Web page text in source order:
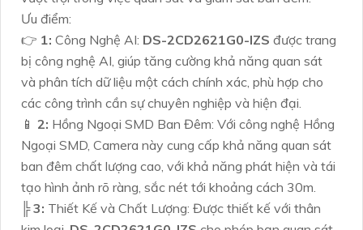
Ưu điểm:
👉 1: Công Nghệ AI: DS-2CD2621G0-IZS được trang
bị công nghệ AI, giúp tăng cường khả năng quan sát
và phân tích dữ liệu một cách chính xác, phù hợp cho
các công trình cần sự chuyên nghiệp và hiện đại.
📱 2: Hồng Ngoại SMD Ban Đêm: Với công nghệ Hồng
Ngoại SMD, Camera này cung cấp khả năng quan sát
ban đêm chất lượng cao, với khả năng phát hiện và tái
tạo hình ảnh rõ ràng, sắc nét tới khoảng cách 30m.
╠3: Thiết Kế và Chất Lượng: Được thiết kế với thân